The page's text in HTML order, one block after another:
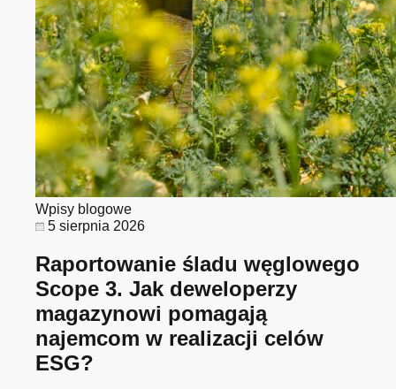
Wpisy blogowe
5 sierpnia 2026
Raportowanie śladu węglowego
Scope 3. Jak deweloperzy
magazynowi pomagają
najemcom w realizacji celów
ESG?